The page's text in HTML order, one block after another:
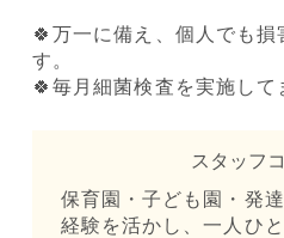
🍀万一に備え、個人でも損
す。
🍀毎月細菌検査を実施して
スタッフ
保育園・子ども園・発
経験を活かし、一人ひ